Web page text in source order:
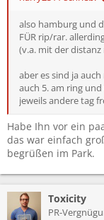
also hamburg und
FÜR rip/rar.
(v.a. mit der
aber es sind ja
auch 5. am ring
jeweils andere tag
Habe Ihn vor ein
das war einfach
begrüßen im Park.
Toxicity
PR-